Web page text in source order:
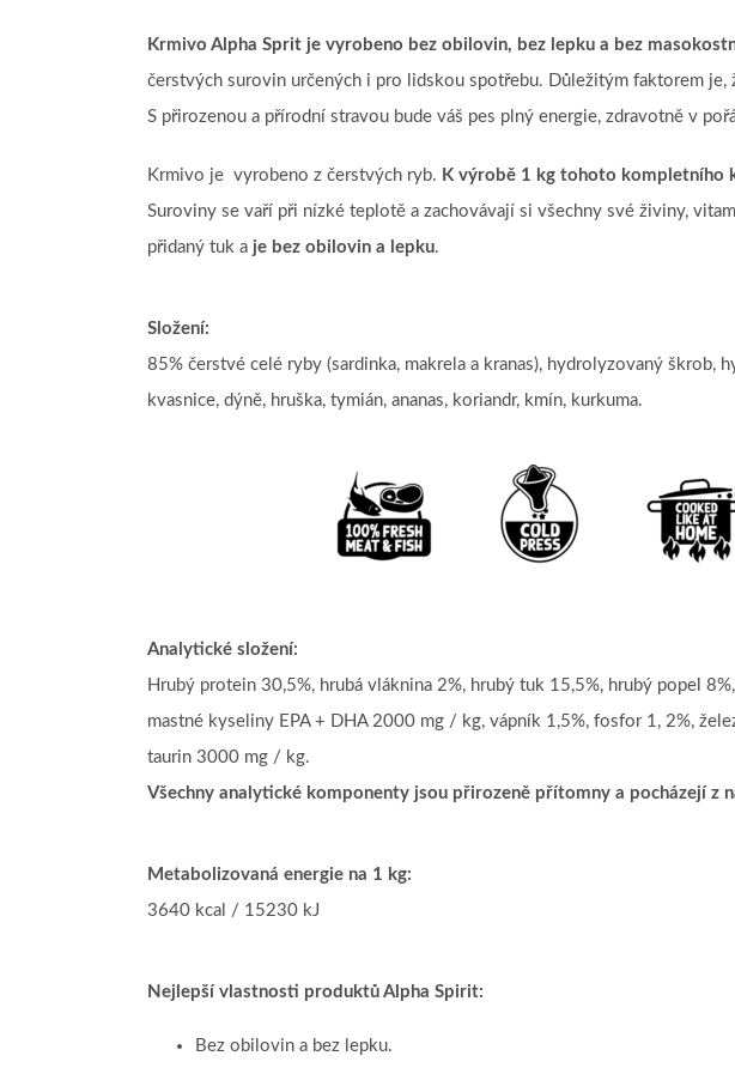
Krmivo Alpha Sprit je vyrobeno bez obilovin, bez lepku a bez
čerstvých surovin určených i pro lidskou spotřebu. Důležitým faktorem je,
S přirozenou a přírodní stravou bude váš pes plný energie, zdravotně v
Krmivo je vyrobeno z čerstvých ryb. K výrobě 1 kg tohoto kompletního
Suroviny se vaří při nízké teplotě a zachovávají si všechny své živiny,
přidaný tuk a je bez obilovin a lepku.
Složení:
85% čerstvé celé ryby (sardinka, makrela a kranas), hydrolyzovaný škrob,
kvasnice, dýně, hruška, tymián, ananas, koriandr, kmín, kurkuma.
Analytické složení:
Hrubý protein 30,5%, hrubá vláknina 2%, hrubý tuk 15,5%, hrubý popel
mastné kyseliny EPA + DHA 2000 mg / kg, vápník 1,5%, fosfor 1, 2%,
taurin 3000 mg / kg.
Všechny analytické komponenty jsou přirozeně přítomny a pocházejí z
Metabolizovaná energie na 1 kg:
3640 kcal / 15230 kJ
Nejlepší vlastnosti produktů Alpha Spirit:
Bez obilovin a bez lepku.